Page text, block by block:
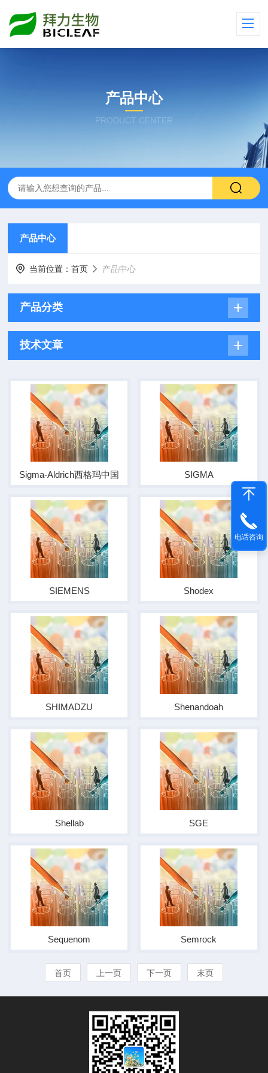
产品中心
PRODUCT CENTER
产品中心
当前位置：首页 产品中心
产品分类
技术文章
Sigma-Aldrich西格玛中国 SIGMA
SIEMENS Shodex
SHIMADZU Shenandoah
Shellab SGE
Sequenom Semrock
首页 上一页 下一页 末页
电话咨询